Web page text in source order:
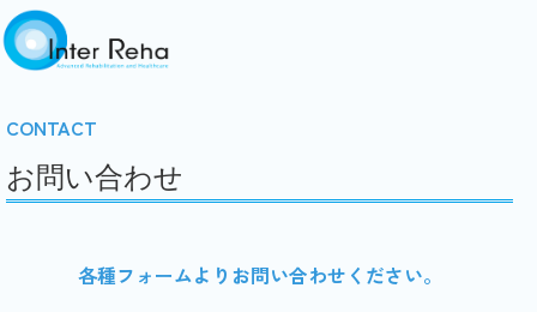
CONTACT
お問い合わせ
各種フォームよりお問い合わせください。